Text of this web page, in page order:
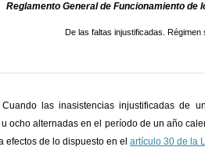
Reglamento General de Funcionamiento de
De las faltas injustificadas. Régimen
Cuando las inasistencias injustificadas de
ocho alternadas en el período de un año
efectos de lo dispuesto en el artículo 30 de la